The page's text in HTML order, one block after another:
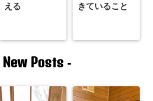
える
きていること
New Posts -